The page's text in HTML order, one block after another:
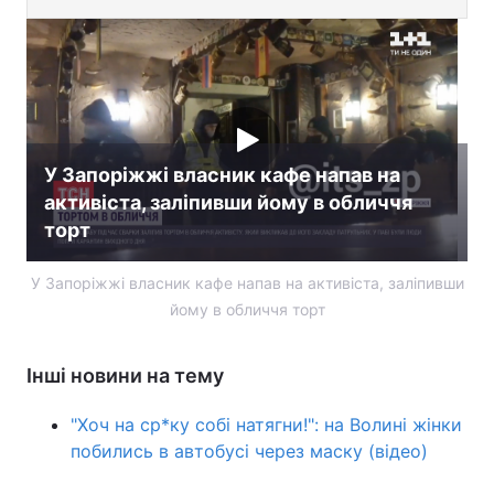
У Запоріжжі власник кафе напав на
активіста, заліпивши йому в обличчя
торт
У Запоріжжі власник кафе напав на активіста, заліпивши
йому в обличчя торт
Інші новини на тему
"Хоч на ср*ку собі натягни!": на Волині жінки
побились в автобусі через маску (відео)